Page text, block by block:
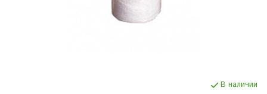
В наличии